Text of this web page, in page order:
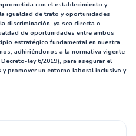
con el establecimiento y
igualdad de trato y oportunidades
discriminación, ya sea directa o
de oportunidades entre ambos
estratégico fundamental en nuestra
adhiriéndonos a la normativa vigente
ley 6/2019), para asegurar el
promover un entorno laboral inclusivo y